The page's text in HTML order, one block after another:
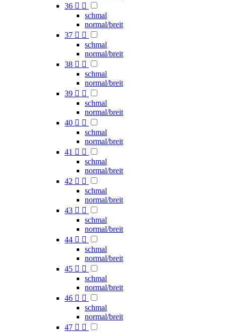
36  
schmal
normal/breit
37  
schmal
normal/breit
38  
schmal
normal/breit
39  
schmal
normal/breit
40  
schmal
normal/breit
41  
schmal
normal/breit
42  
schmal
normal/breit
43  
schmal
normal/breit
44  
schmal
normal/breit
45  
schmal
normal/breit
46  
schmal
normal/breit
47  